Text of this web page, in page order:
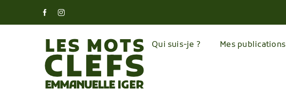
FacebookInstagram
Qui suis-je ? Mes publications